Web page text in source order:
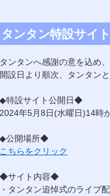
タンタン特設サイ
タンタンへ感謝の意を込め
開設日より順次、タンタン
◆特設サイト公開日◆
2024年5月8日(水曜日)14時
◆公開場所◆
こちらをクリック
◆サイト内容◆
・タンタン追悼式のライブ